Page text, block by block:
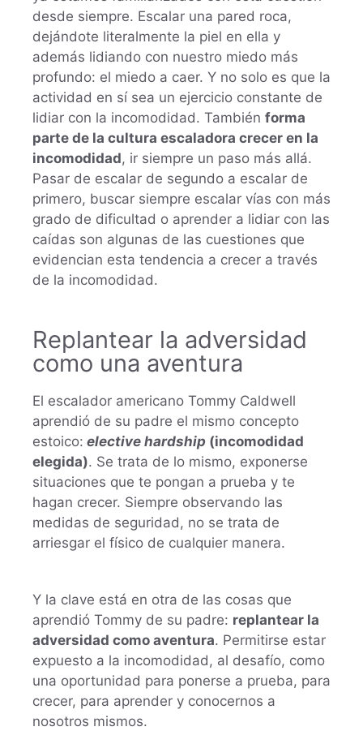
desde siempre. Escalar una pared roca,
dejándote literalmente la piel en ella y
además lidiando con nuestro miedo más
profundo: el miedo a caer. Y no solo es que la
actividad en sí sea un ejercicio constante de
lidiar con la incomodidad. También forma
parte de la cultura escaladora crecer en la
incomodidad, ir siempre un paso más allá.
Pasar de escalar de segundo a escalar de
primero, buscar siempre escalar vías con más
grado de dificultad o aprender a lidiar con las
caídas son algunas de las cuestiones que
evidencian esta tendencia a crecer a través
de la incomodidad.
Replantear la adversidad
como una aventura
El escalador americano Tommy Caldwell
aprendió de su padre el mismo concepto
estoico: elective hardship (incomodidad
elegida). Se trata de lo mismo, exponerse
situaciones que te pongan a prueba y te
hagan crecer. Siempre observando las
medidas de seguridad, no se trata de
arriesgar el físico de cualquier manera.
Y la clave está en otra de las cosas que
aprendió Tommy de su padre: replantear la
adversidad como aventura. Permitirse estar
expuesto a la incomodidad, al desafío, como
una oportunidad para ponerse a prueba, para
crecer, para aprender y conocernos a
nosotros mismos.